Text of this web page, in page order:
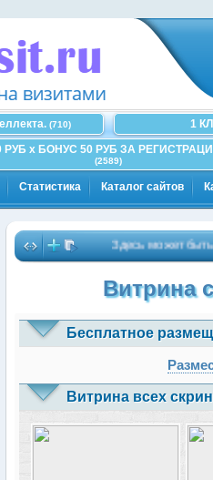
(710)
1
РУБ x БОНУС 50 РУБ ЗА
(2589)
Статистика Каталог сайтов
Здесь может быть
Витрина
Бесплатное
Витрина всех